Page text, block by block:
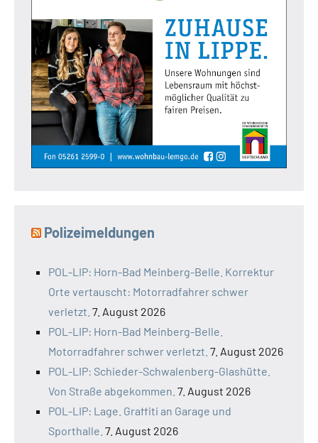
Polizeimeldungen
POL-LIP: Horn-Bad Meinberg-Belle. Korrektur
Orte vertauscht: Motorradfahrer schwer
verletzt. 7. August 2026
POL-LIP: Horn-Bad Meinberg-Belle.
Motorradfahrer schwer verletzt. 7. August 2026
POL-LIP: Schieder-Schwalenberg-Glashütte.
Von Straße abgekommen. 7. August 2026
POL-LIP: Lage. Graffiti an Garage und
Sporthalle. 7. August 2026